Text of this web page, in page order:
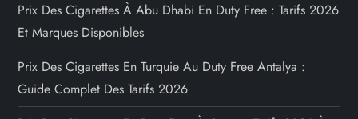
Prix Des Cigarettes À Abu Dhabi En Duty Free : Tarifs 2026
Et Marques Disponibles
Prix Des Cigarettes En Turquie Au Duty Free Antalya :
Guide Complet Des Tarifs 2026